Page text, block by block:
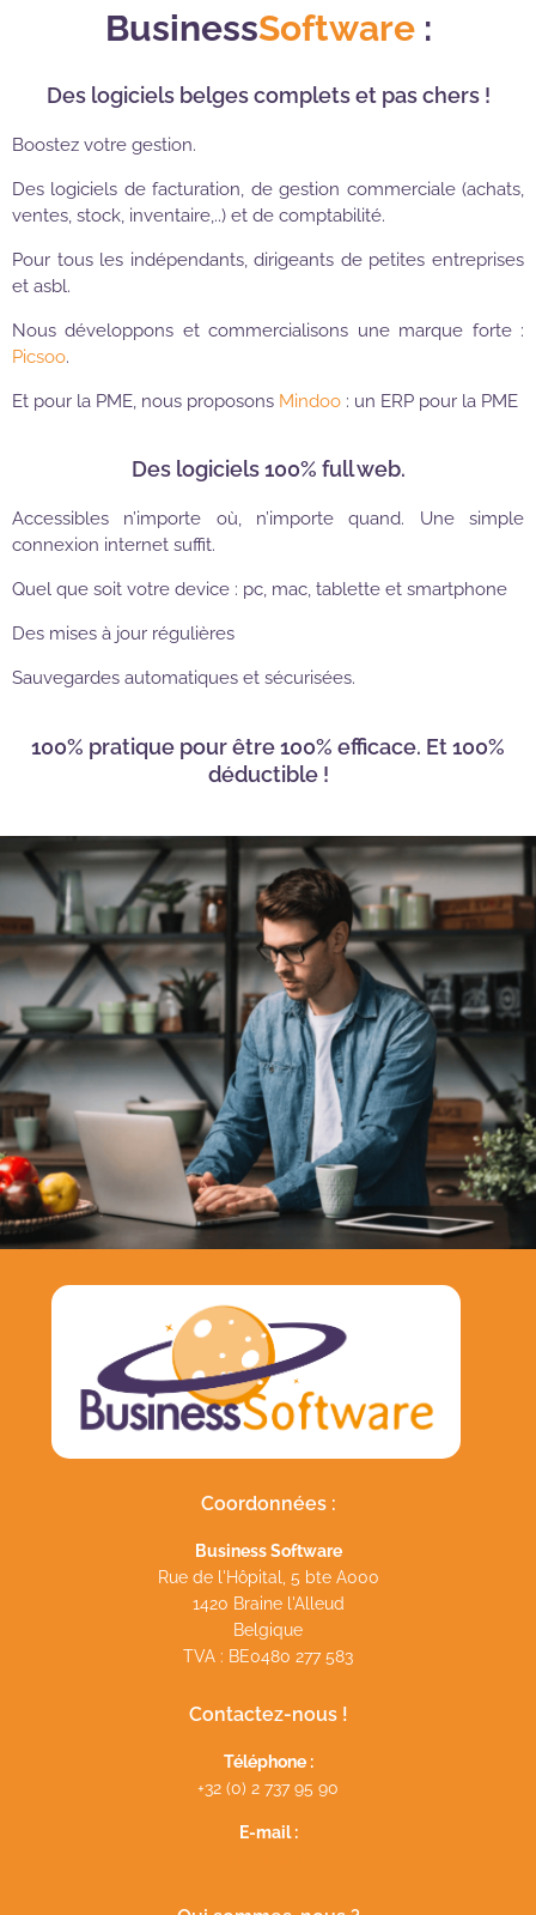
BusinessSoftware:
Des logiciels belges complets et pas chers !
Boostez votre gestion.
Des logiciels de facturation, de gestion commerciale (achats,
ventes, stock, inventaire,..) et de comptabilité.
Pour tous les indépendants, dirigeants de petites entreprises
et asbl.
Nous développons et commercialisons une marque forte :
Picsoo.
Et pour la PME, nous proposons Mindoo : un ERP pour la PME
Des logiciels 100% full web.
Accessibles n’importe où, n’importe quand. Une simple
connexion internet suffit.
Quel que soit votre device : pc, mac, tablette et smartphone
Des mises à jour régulières
Sauvegardes automatiques et sécurisées.
100% pratique pour être 100% efficace. Et 100%
déductible !
Coordonnées :
Business Software
Rue de l'Hôpital, 5 bte A000
1420 Braine l'Alleud
Belgique
TVA : BE0480 277 583
Contactez-nous !
Téléphone :
+32 (0) 2 737 95 90
E-mail :